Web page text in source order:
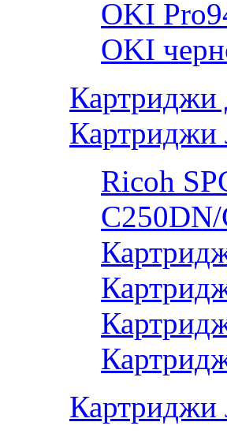
OKI
OKI
Картриджи
Картриджи
Ricoh
Картриджи